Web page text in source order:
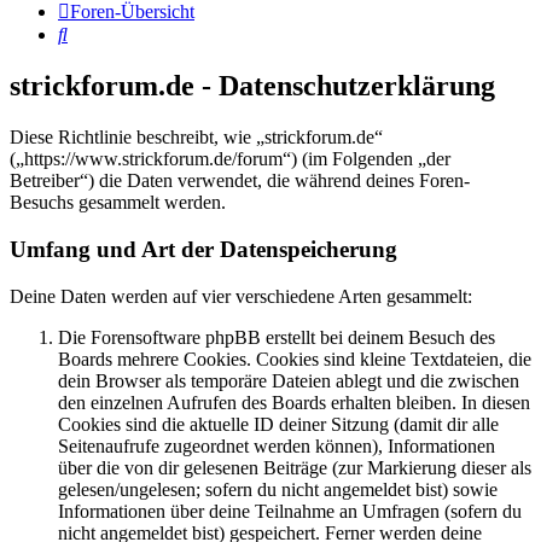
Foren-Übersicht
Suche
strickforum.de - Datenschutzerklärung
Diese Richtlinie beschreibt, wie „strickforum.de“
(„https://www.strickforum.de/forum“) (im Folgenden „der
Betreiber“) die Daten verwendet, die während deines Foren-
Besuchs gesammelt werden.
Umfang und Art der Datenspeicherung
Deine Daten werden auf vier verschiedene Arten gesammelt:
Die Forensoftware phpBB erstellt bei deinem Besuch des
Boards mehrere Cookies. Cookies sind kleine Textdateien, die
dein Browser als temporäre Dateien ablegt und die zwischen
den einzelnen Aufrufen des Boards erhalten bleiben. In diesen
Cookies sind die aktuelle ID deiner Sitzung (damit dir alle
Seitenaufrufe zugeordnet werden können), Informationen
über die von dir gelesenen Beiträge (zur Markierung dieser als
gelesen/ungelesen; sofern du nicht angemeldet bist) sowie
Informationen über deine Teilnahme an Umfragen (sofern du
nicht angemeldet bist) gespeichert. Ferner werden deine